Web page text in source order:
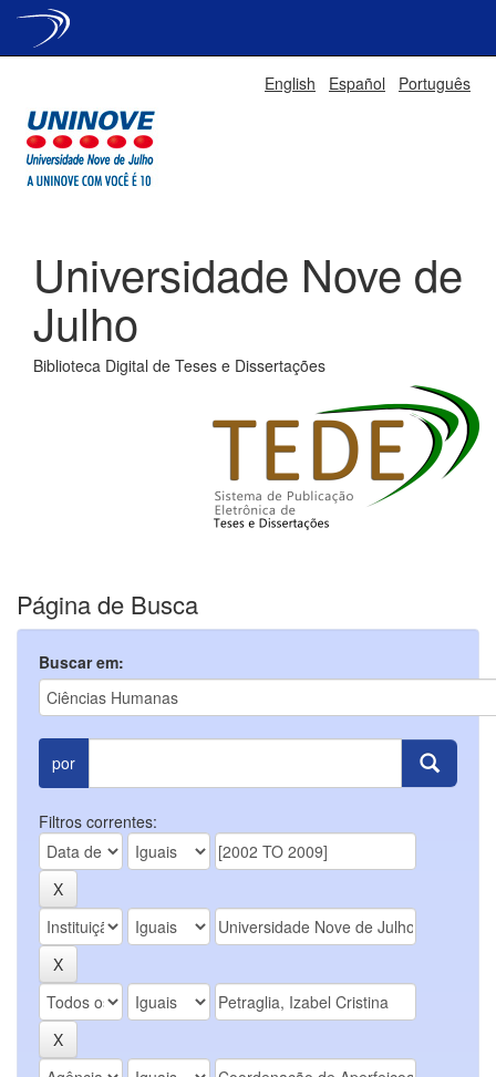
English Español Português
Universidade Nove de
Julho
Biblioteca Digital de Teses e Dissertações
Página de Busca
Buscar em:
por
Filtros correntes: